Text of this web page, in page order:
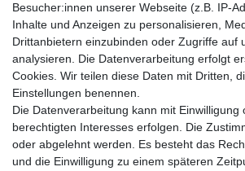
Harrington Jacke White
Artikel
Harrington Jacke
Besucher:innen unserer Webseite (z.B. IP-
Inhalte und Anzeigen zu personalisieren,
Drittanbietern einzubinden oder Zugriffe auf
analysieren. Die Datenverarbeitung erfolgt
Cookies. Wir teilen diese Daten mit Dritten,
Einstellungen benennen.
Die Datenverarbeitung kann mit Einwilligung
berechtigten Interesses erfolgen. Die
oder abgelehnt werden. Es besteht das
und die Einwilligung zu einem späteren